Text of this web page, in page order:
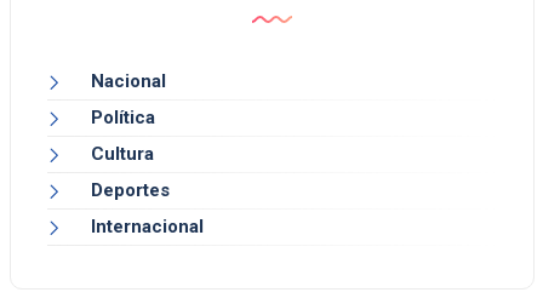
Nacional
Política
Cultura
Deportes
Internacional